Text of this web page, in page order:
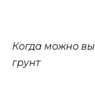
Когда можно
грунт